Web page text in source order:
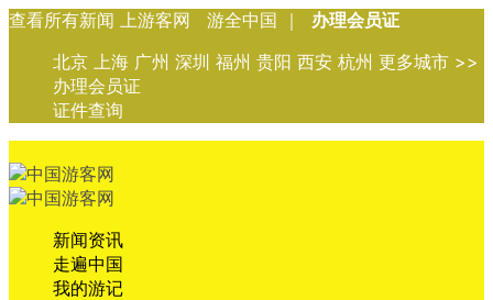
查看所有新闻 上游客网 游全中国 ｜
办理会员证
北京 上海 广州 深圳 福州 贵阳 西安 杭州 更多城市 >>
办理会员证
证件查询
新闻资讯
走遍中国
我的游记